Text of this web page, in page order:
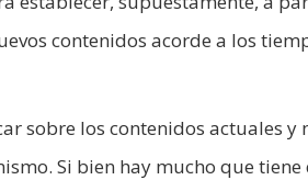
contenidos acorde a los
sobre los contenidos actuales y
Si bien hay mucho que tiene